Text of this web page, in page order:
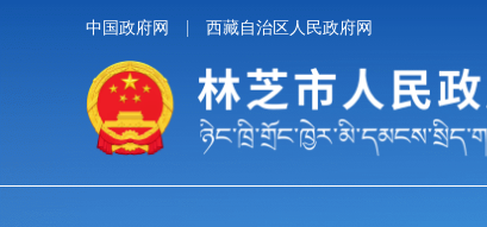
中国政府网 西藏自治区人民政府网